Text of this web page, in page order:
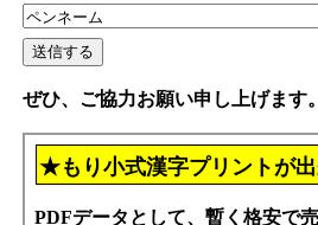
ぜひ、ご協力お願い申し上げます。